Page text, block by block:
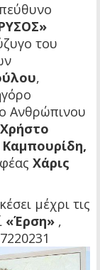
του
,
Ανθρώπινου
Χρήστο
Χάρις
μέχρι τις
«Έρση» ,